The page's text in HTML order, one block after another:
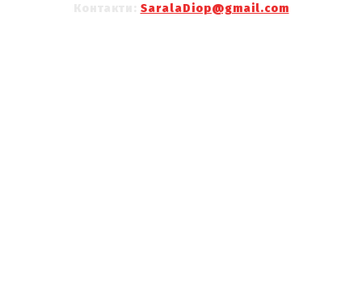
SaralaDiop@gmail.com